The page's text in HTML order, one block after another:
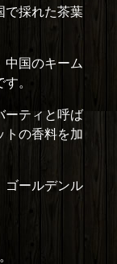
で採れた茶葉
中国のキーム
。
ーティと呼ば
トの香料を加
ゴールデンル